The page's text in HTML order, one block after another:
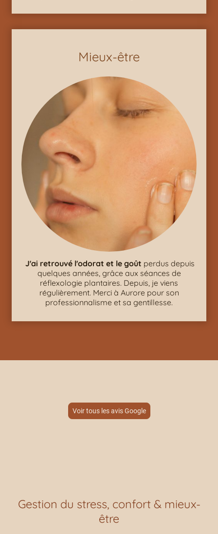
Mieux-être
J'ai retrouvé l'odorat et le goût perdus depuis
quelques années, grâce aux séances de
réflexologie plantaires. Depuis, je viens
régulièrement. Merci à Aurore pour son
professionnalisme et sa gentillesse.
Voir tous les avis Google
Gestion du stress, confort & mieux-
être